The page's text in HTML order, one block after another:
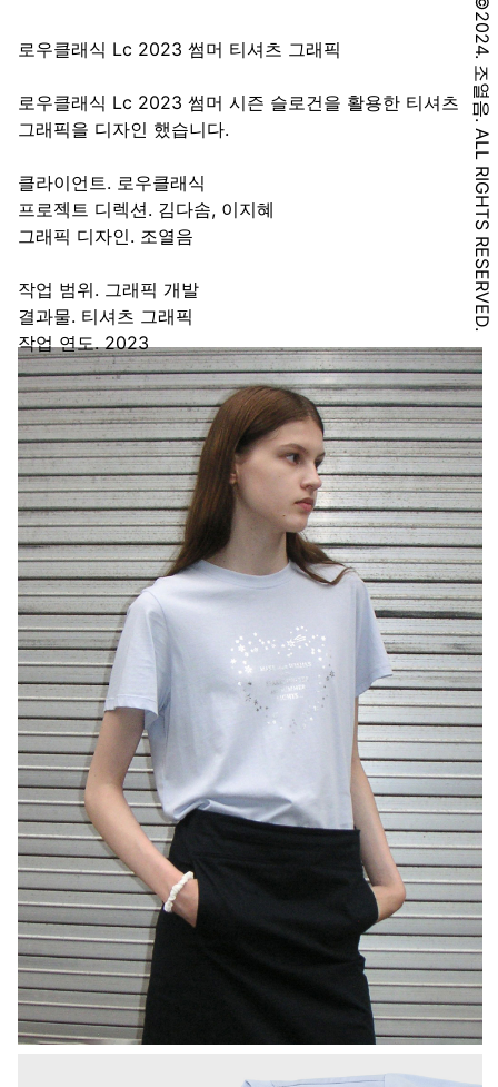
로우클래식 Lc 2023 썸머 티셔츠 그래픽
로우클래식 Lc 2023 썸머 시즌 슬로건을 활용한 티셔츠
그래픽을 디자인 했습니다.
클라이언트. 로우클래식
프로젝트 디렉션. 김다솜, 이지혜
그래픽 디자인. 조열음
작업 범위. 그래픽 개발
결과물. 티셔츠 그래픽
작업 연도. 2023
©2024. 조열음. ALL RIGHTS RESERVED.